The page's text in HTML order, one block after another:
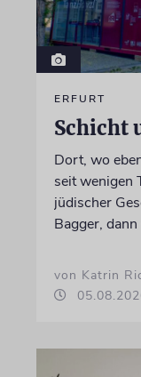
ERFURT
Schicht
Dort, wo
seit wenigen
jüdischer
Bagger,
von Katrin